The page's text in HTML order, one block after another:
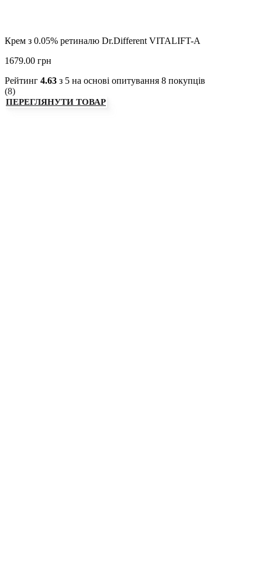
Крем з 0.05% ретиналю Dr.Different VITALIFT-A
1679.00 грн
Рейтинг 4.63 з 5 на основі опитування 8 покупців
(8)
ПЕРЕГЛЯНУТИ ТОВАР